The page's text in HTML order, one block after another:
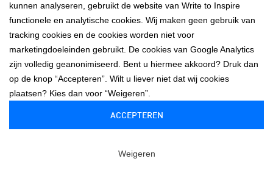
Contact
Write to Inspire
Nieuwe Herengracht 49
1011 RN Amsterdam
info@writetoinspire.nl
kunnen analyseren, gebruikt de website van Write to Inspire
functionele en analytische cookies. Wij maken geen gebruik van
tracking cookies en de cookies worden niet voor
marketingdoeleinden gebruikt. De cookies van Google Analytics
zijn volledig geanonimiseerd. Bent u hiermee akkoord? Druk dan
op de knop “Accepteren”. Wilt u liever niet dat wij cookies
plaatsen? Kies dan voor “Weigeren”.
ACCEPTEREN
Weigeren